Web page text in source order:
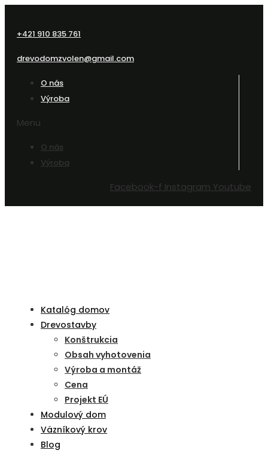
+421 910 835 761
drevodomzvolen@gmail.com
O nás
Výroba
Menu
O nás
Výroba
Facebook-f Instagram Youtube
Katalóg domov
Drevostavby
Konštrukcia
Obsah vyhotovenia
Výroba a montáž
Cena
Projekt EÚ
Modulový dom
Väzníkový krov
Blog